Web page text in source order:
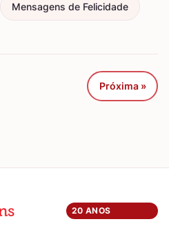
Mensagens de Felicidade
Próxima »
20 ANOS